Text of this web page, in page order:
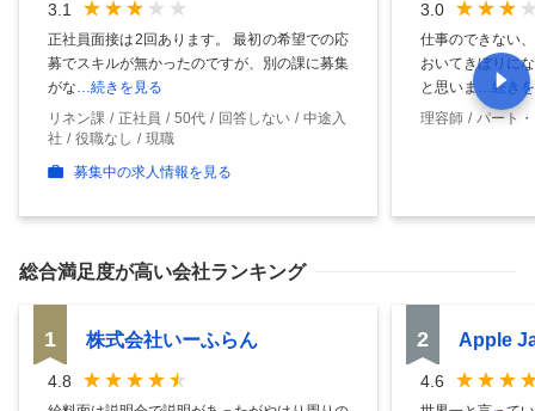
3.1
正社員面接は2回あります。 最初の希望での応
募でスキルが無かったのですが、別の課に募集
がな …続きを見る
リネン課
正社員 50代 回答しない
中途入
社
役職なし
現職
募集中の求人情報を見る
3.0
仕事のできない
おいてきぼりに
と思いま
…続き
理容師
パート
総合満足度が高い会社ランキング
1 株式会社いーふらん
4.8
2 Apple
4.6